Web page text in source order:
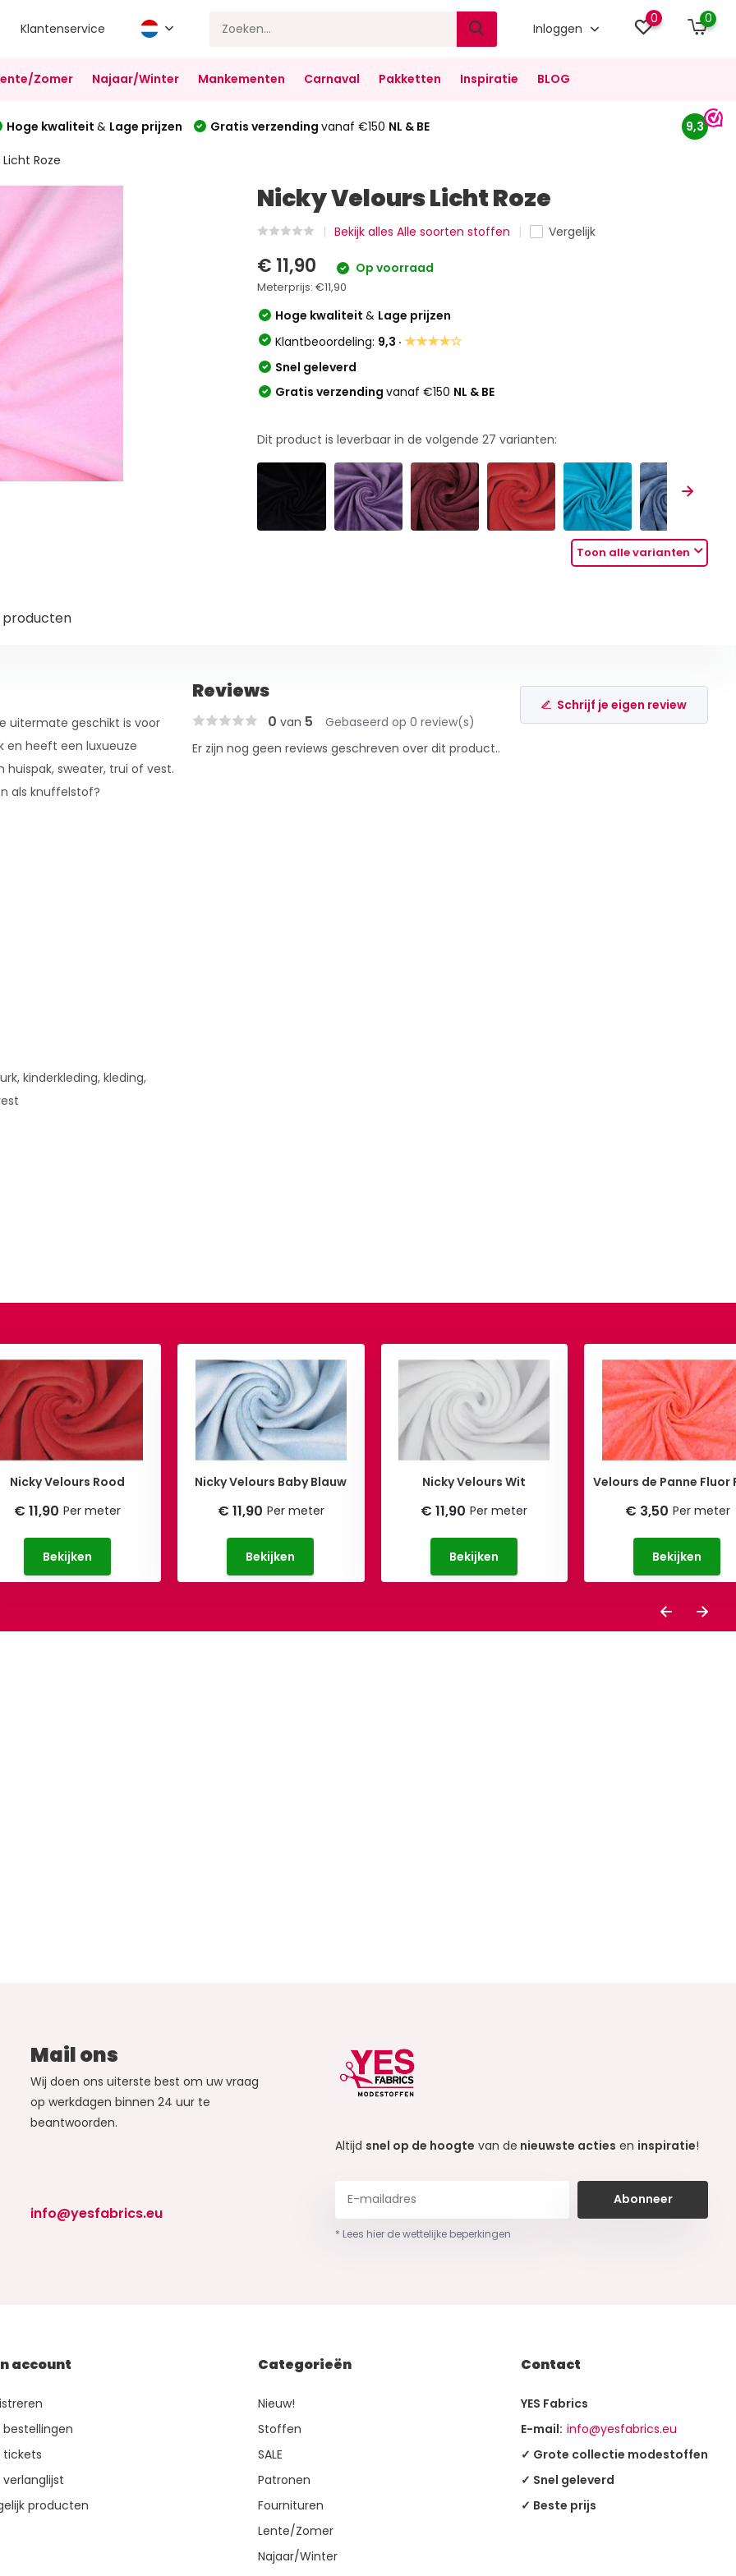
Klantenservice Inloggen
0 0
Zomer Najaar/Winter Mankementen Carnaval Pakketten Inspiratie BLOG
Hoge kwaliteit & Lage prijzen Gratis verzending vanaf €150 NL & BE 9,3
Roze
Nicky Velours Licht Roze
Bekijk alles Alle soorten stoffen Vergelijk
€ 11,90 Op voorraad
Meterprijs:€11,90
Hoge kwaliteit& Lage prijzen
Klantbeoordeling: 9,3 ·★★★★☆
Snel geleverd
Gratis verzendingvanaf €150 NL & BE
Dit product is leverbaar in de volgende27 varianten:
Toon alle varianten
uitermate geschikt is voor
en heeft een luxueuze
sweater, trui of vest.
als knuffelstof?
kinderkleding, kleding,
Reviews
0 van 5 Gebaseerd op 0 review(s)
Schrijf je eigen review
Er zijn nog geen reviews geschreven over dit product..
Nicky Velours Rood
€ 11,90 Per meter
Bekijken
Nicky Velours Baby Blauw
€ 11,90 Per meter
Bekijken
Nicky Velours Wit
€ 11,90 Per meter
Bekijken
Velours de Panne Fluor
€ 3,50 Per meter
Bekijken
Mail ons
Wij doen ons uiterste best om uw vraag
op werkdagen binnen 24 uur te
beantwoorden.
info@yesfabrics.eu
Altijd snel op de hoogte van de nieuwste acties en inspiratie!
Abonneer
* Lees hier de wettelijke beperkingen
account
bestellingen
tickets
verlanglijst
producten
Categorieën
Nieuw!
Stoffen
SALE
Patronen
Fournituren
Lente/Zomer
Najaar/Winter
Contact
YES Fabrics
E-mail: info@yesfabrics.eu
✓ Grote collectie modestoffen
✓ Snel geleverd
✓ Beste prijs